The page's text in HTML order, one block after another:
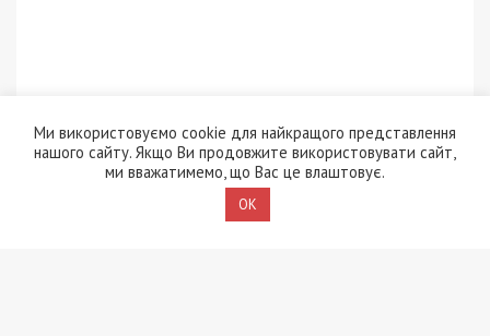
Ми використовуємо cookie для найкращого представлення
нашого сайту. Якщо Ви продовжите використовувати сайт,
ми вважатимемо, що Вас це влаштовує.
OK